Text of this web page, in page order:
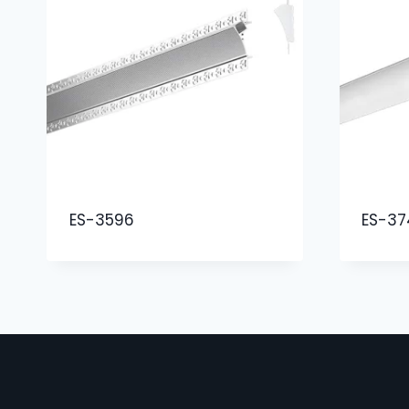
ES-3596 ES-